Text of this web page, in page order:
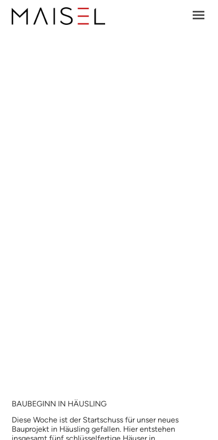
BAUBEGINN IN HÄUSLING
Diese Woche ist der Startschuss für unser neues
Bauprojekt in Häusling gefallen. Hier entstehen
insgesamt fünf schlüsselfertige Häuser in